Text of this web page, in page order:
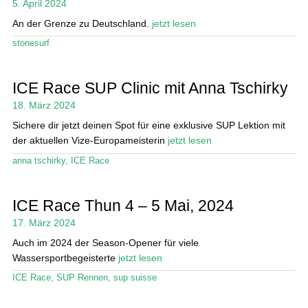
5. April 2024
An der Grenze zu Deutschland. jetzt lesen
stonesurf
ICE Race SUP Clinic mit Anna Tschirky
18. März 2024
Sichere dir jetzt deinen Spot für eine exklusive SUP Lektion mit
der aktuellen Vize-Europameisterin jetzt lesen
anna tschirky, ICE Race
ICE Race Thun 4 – 5 Mai, 2024
17. März 2024
Auch im 2024 der Season-Opener für viele
Wassersportbegeisterte jetzt lesen
ICE Race, SUP Rennen, sup suisse